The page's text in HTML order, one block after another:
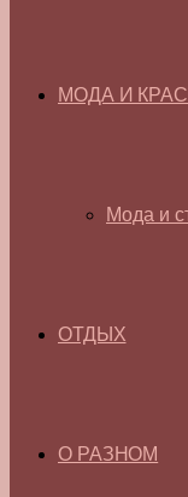
МОДА И
Мода и
ОТДЫХ
О РАЗНОМ